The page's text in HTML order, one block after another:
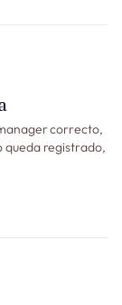
correcto,
queda registrado,